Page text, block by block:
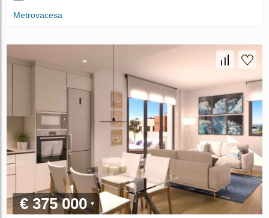
Metrovacesa
€ 375 000